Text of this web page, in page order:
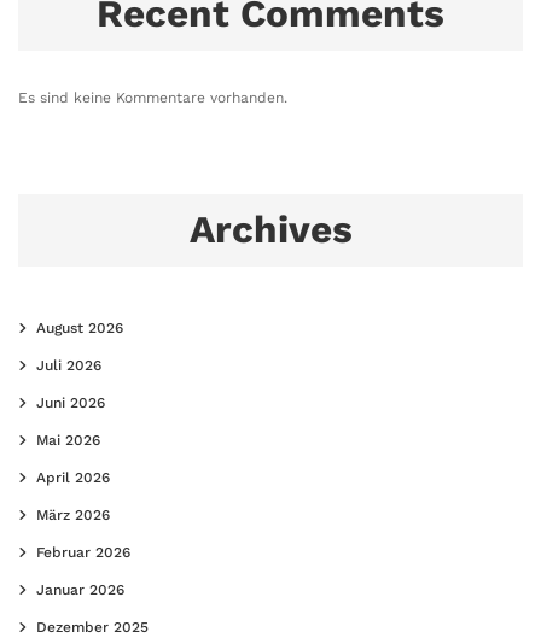
Recent Comments
Es sind keine Kommentare vorhanden.
Archives
August 2026
Juli 2026
Juni 2026
Mai 2026
April 2026
März 2026
Februar 2026
Januar 2026
Dezember 2025